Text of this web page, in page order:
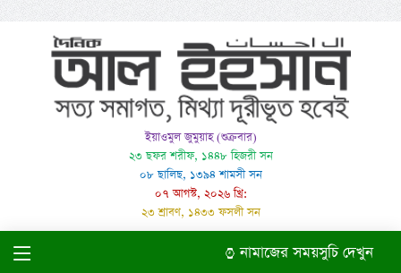
ইয়াওমুল জুমুয়াহ (শুক্রবার)
২৩ ছফর শরীফ, ১৪৪৮ হিজরী সন
০৮ ছালিছ, ১৩৯৪ শামসী সন
০৭ আগস্ট, ২০২৬ খ্রি:
২৩ শ্রাবণ, ১৪৩৩ ফসলী সন
নামাজের সময়সুচি দেখুন